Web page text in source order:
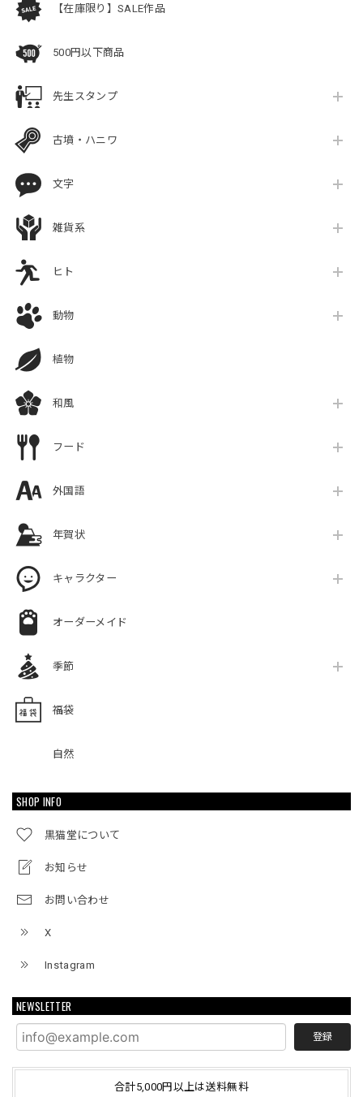
【在庫限り】SALE作品
500円以下商品
先生スタンプ
古墳・ハニワ
文字
雑貨系
ヒト
動物
植物
和風
フード
外国語
年賀状
キャラクター
オーダーメイド
季節
福袋
自然
SHOP INFO
黒猫堂について
お知らせ
お問い合わせ
X
Instagram
NEWSLETTER
登録
合計5,000円以上は送料無料